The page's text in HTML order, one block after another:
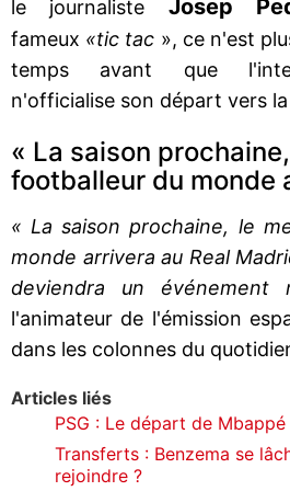
le journaliste Josep
fameux «tic tac », ce n'est
temps avant que
n'officialise son départ vers
« La saison
footballeur du monde
« La saison prochaine, le
monde arrivera au Real
deviendra un événement
l'animateur de l'émission
dans les colonnes du
Articles liés
PSG : Le départ de
Transferts : Benzema se
rejoindre ?